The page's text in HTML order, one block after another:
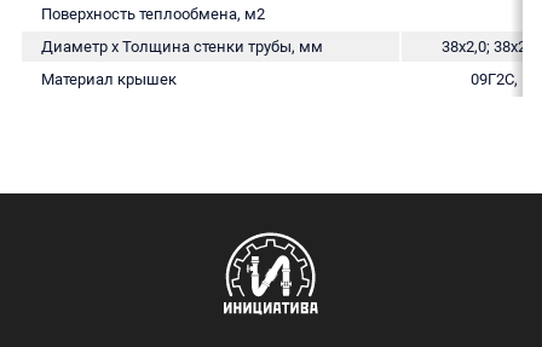
Поверхность теплообмена, м2
Диаметр х Толщина стенки трубы, мм
38х2,0;
Материал крышек
09Г2С,